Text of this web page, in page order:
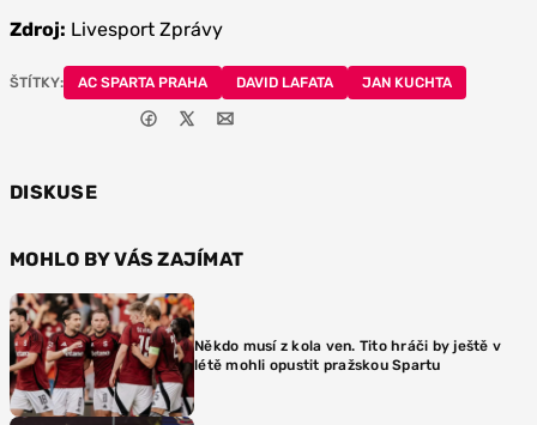
Zdroj: Livesport Zprávy
ŠTÍTKY: AC SPARTA PRAHA DAVID LAFATA JAN KUCHTA
DISKUSE
MOHLO BY VÁS ZAJÍMAT
Někdo musí z kola ven. Tito hráči by ještě v
létě mohli opustit pražskou Spartu